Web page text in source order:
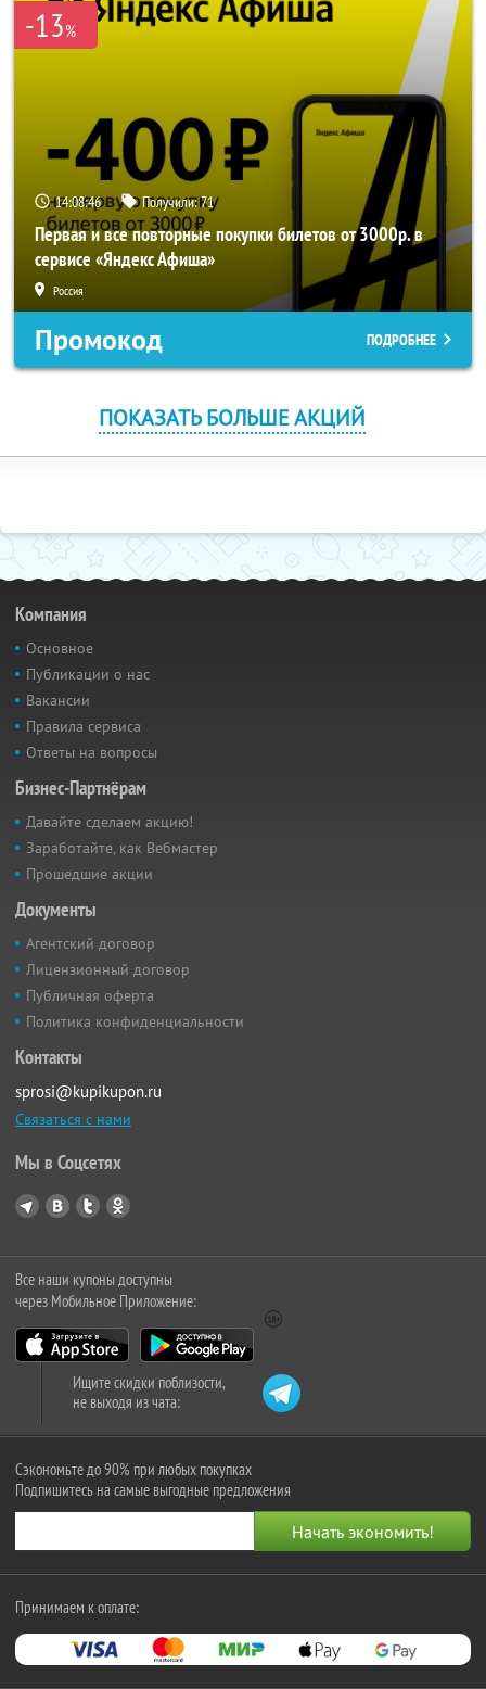
-13%
14:08:43 Получили:71
Первая и все повторные покупки билетов от 3000р. в
сервисе «Яндекс Афиша»
Россия
Промокод ПОДРОБНЕЕ
ПОКАЗАТЬ БОЛЬШЕ АКЦИЙ
Компания
Основное
Публикации о нас
Вакансии
Правила сервиса
Ответы на вопросы
Бизнес-Партнёрам
Давайте сделаем акцию!
Заработайте, как Вебмастер
Прошедшие акции
Документы
Агентский договор
Лицензионный договор
Публичная оферта
Политика конфиденциальности
Контакты
sprosi@kupikupon.ru
Связаться с нами
Мы в Соцсетях
Все наши купоны доступны
через Мобильное Приложение:
Ищите скидки поблизости,
не выходя из чата:
Сэкономьте до 90% при любых покупках
Подпишитесь на самые выгодные предложения
Принимаем к оплате: